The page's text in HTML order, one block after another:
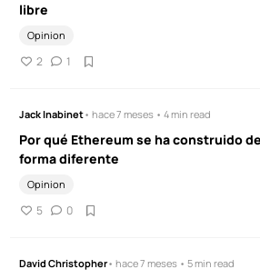
libre
Opinion
2 1
Jack Inabinet• hace 7 meses • 4 min read
Por qué Ethereum se ha construido de
forma diferente
Opinion
5 0
David Christopher• hace 7 meses • 5 min read